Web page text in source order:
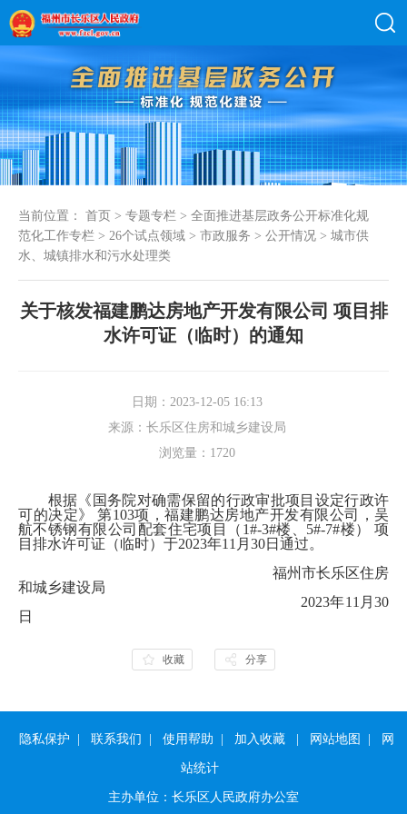
当前位置： 首页 > 专题专栏 > 全面推进基层政务公开标准化规
范化工作专栏 > 26个试点领域 > 市政服务 > 公开情况 > 城市供
水、城镇排水和污水处理类
关于核发福建鹏达房地产开发有限公司 项目排
水许可证（临时）的通知
日期：2023-12-05 16:13
来源：长乐区住房和城乡建设局
浏览量： 1720
根据《国务院对确需保留的行政审批项目设定行政许
可的决定》
第103项， 福建鹏达房地产开发有限公司， 吴
航不锈钢有限公司配套住宅项目（ 1#-3#楼、5#-7#楼）
项
目排水许可证（临时）于2023年11 月 30日通过。
福州市长乐区住房
和城乡建设局
2023年11 月30
日
收藏 分享
隐私保护 联系我们 使用帮助 加入收藏 网站地图 网
站统计
主办单位：长乐区人民政府办公室